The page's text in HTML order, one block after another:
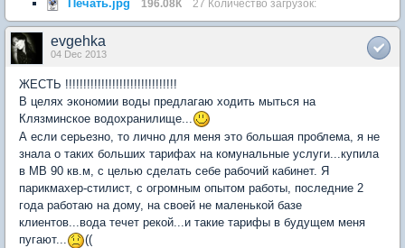
Печать.jpg 196.08К 27 Количество загрузок:
evgehka
04 Dec 2013
ЖЕСТЬ !!!!!!!!!!!!!!!!!!!!!!!!!!!!!!!
В целях экономии воды предлагаю ходить мыться на
Клязминское водохранилище...
А если серьезно, то лично для меня это большая проблема, я не
знала о таких больших тарифах на комунальные услуги...купила
в МВ 90 кв.м, с целью сделать себе рабочий кабинет. Я
парикмахер-стилист, с огромным опытом работы, последние 2
года работаю на дому, на своей не маленькой базе
клиентов...вода течет рекой...и такие тарифы в будущем меня
пугают...
((